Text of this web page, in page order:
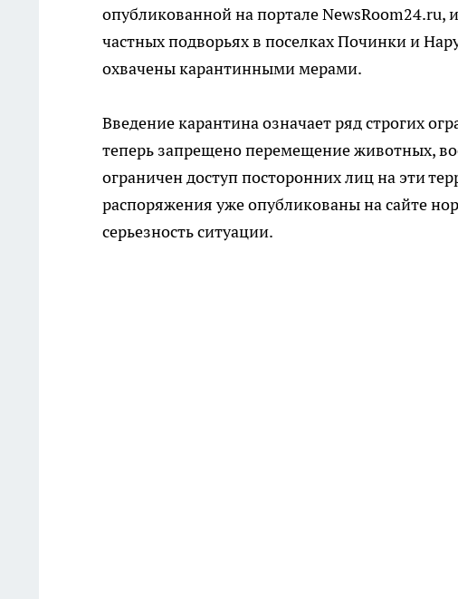
опубликованной на портале
частных подворьях в поселках Починки и
охвачены карантинными мерами.
Введение карантина означает ряд строгих
теперь запрещено перемещение животных,
ограничен доступ посторонних лиц на эти
распоряжения уже опубликованы на сайте
серьезность ситуации.